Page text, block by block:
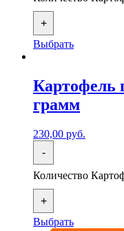
+
Выбрать
Картофель
грамм
230,00 руб.
-
Количество
+
Выбрать